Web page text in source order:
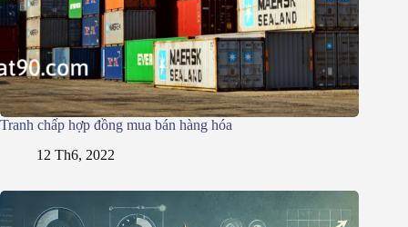
Tranh chấp hợp đồng mua bán hàng hóa
12 Th6, 2022